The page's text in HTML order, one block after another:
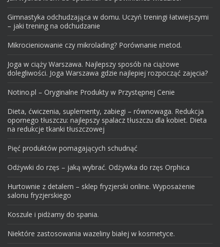
Gimnastyka odchudzająca w domu. Uczyń treningi łatwiejszymi
– jaki trening na odchudzanie
Mikrocieniowanie czy mikrolading? Porównanie metod.
Joga w ciąży Warszawa. Najlepszy sposób na ciążowe
dolegliwości. Joga Warszawa gdzie najlepiej rozpocząć zajęcia?
Notino.pl – Oryginalne Produkty w Przystępnej Cenie
Dieta, ćwiczenia, suplementy, zabiegi – równowaga. Redukcja
opornego tłuszczu: najlepszy spalacz tłuszczu dla kobiet. Dieta
na redukcje tkanki tłuszczowej
Pięć produktów pomagających schudnąć
Odżywki do rzęs – jaką wybrać. Odżywka do rzęs Orphica
Hurtownie z detalem – sklep fryzjerski online. Wyposażenie
salonu fryzjerskiego
Koszule i pidżamy do spania.
Niektóre zastosowania wazeliny białej w kosmetyce.